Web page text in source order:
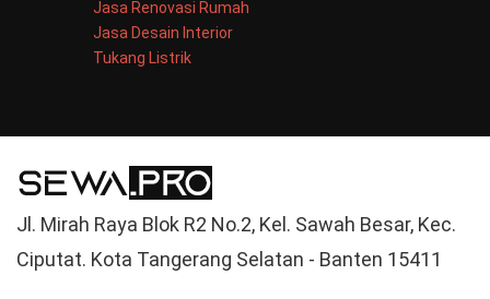
Jasa Renovasi Rumah
Jasa Desain Interior
Tukang Listrik
Jl. Mirah Raya Blok R2 No.2, Kel. Sawah Besar, Kec.
Ciputat. Kota Tangerang Selatan - Banten 15411